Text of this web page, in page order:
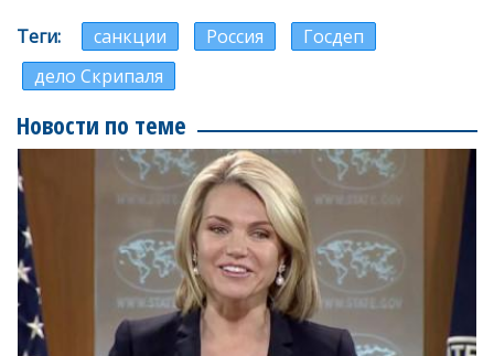
Теги санкции Россия
Госдеп
дело Скрипаля
Новости по теме